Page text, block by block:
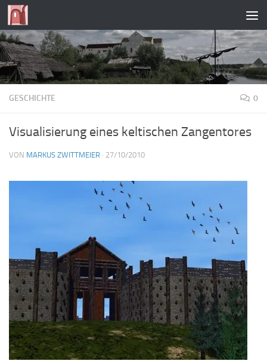
Zum Inhalt springen
GESCHICHTE 0
Visualisierung eines keltischen Zangentores
VON MARKUS ZWITTMEIER · 27/10/2010